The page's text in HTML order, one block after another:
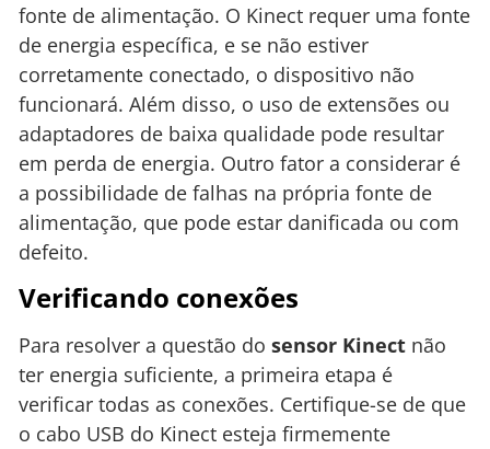
fonte de alimentação. O Kinect requer uma fonte
de energia específica, e se não estiver
corretamente conectado, o dispositivo não
funcionará. Além disso, o uso de extensões ou
adaptadores de baixa qualidade pode resultar
em perda de energia. Outro fator a considerar é
a possibilidade de falhas na própria fonte de
alimentação, que pode estar danificada ou com
defeito.
Verificando conexões
Para resolver a questão do sensor Kinect não
ter energia suficiente, a primeira etapa é
verificar todas as conexões. Certifique-se de que
o cabo USB do Kinect esteja firmemente